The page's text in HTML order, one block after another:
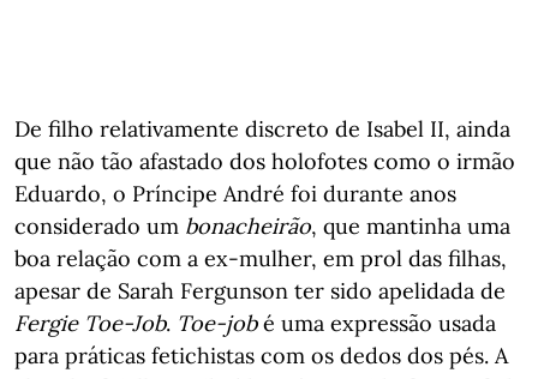
De filho relativamente discreto de Isabel II, ainda
que não tão afastado dos holofotes como o irmão
Eduardo, o Príncipe André foi durante anos
considerado um bonacheirão, que mantinha uma
boa relação com a ex-mulher, em prol das filhas,
apesar de Sarah Fergunson ter sido apelidada de
Fergie Toe-Job. Toe-jobé uma expressão usada
para práticas fetichistas com os dedos dos pés. A